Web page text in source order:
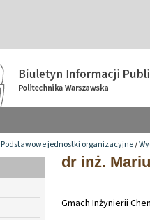
Podstawowe jednostki organizacyjne/
dr inż.
Gmach Inżynierii